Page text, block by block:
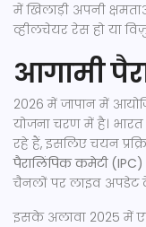
में खिलाड़ी अपनी
व्हीलचेयर रेस हो या
आगामी
2026 में जापान में
योजना चरण में है।
रहे हैं, इसलिए चयन
पैरालिंपिक कमेटी (IPC)
चैनलों पर लाइव अपडेट
इसके अलावा 2025 में